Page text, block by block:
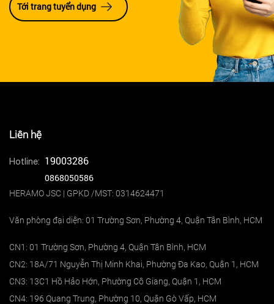
Tới trang tuyển dụng
Liên hệ
Hotline: 19003286
0868050586
HERAMO JSC | GPKD /MST: 0314624471
Văn phòng đại diện: 01 Trường Sơn, Phường 4, Quận Tân Bình, HCM
CN1: 01 Trường Sơn, Phường 4, Quận Tân Bình, HCM
CN2: 18A/71 Nguyễn Thị Minh Khai, Phường Đa Kao, Quận 1, HCM
CN3: 13C1 Hồ Hảo Hớn, Phường Cô Giang, Quận 1, HCM
CN4: 196 Quang Trung, Phường 10, Quận Gò Vấp, HCM